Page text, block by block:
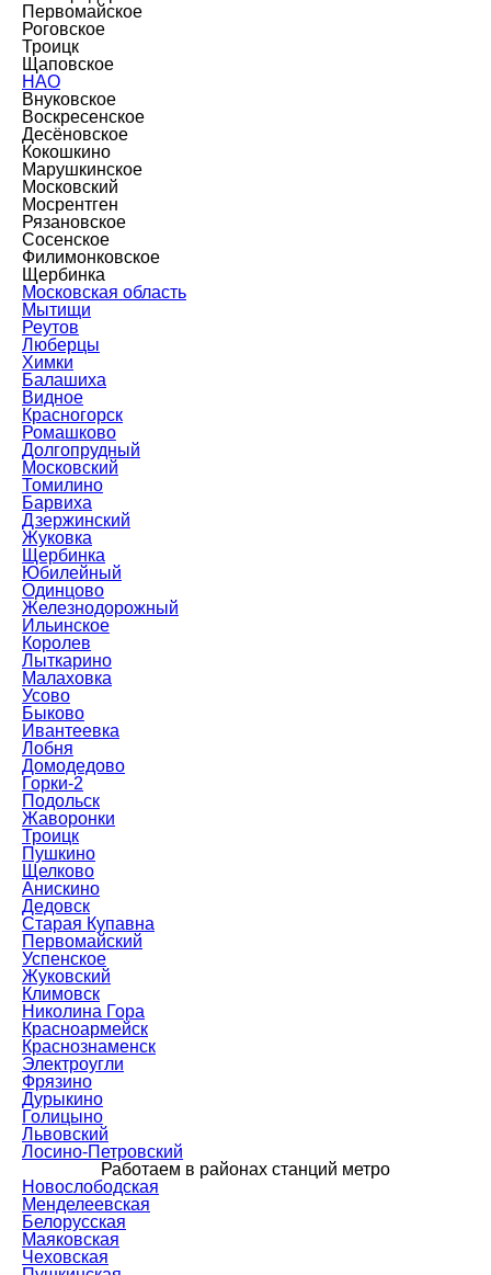
Первомайское
Роговское
Троицк
Щаповское
НАО
Внуковское
Воскресенское
Десёновское
Кокошкино
Марушкинское
Московский
Мосрентген
Рязановское
Сосенское
Филимонковское
Щербинка
Московская область
Мытищи
Реутов
Люберцы
Химки
Балашиха
Видное
Красногорск
Ромашково
Долгопрудный
Московский
Томилино
Барвиха
Дзержинский
Жуковка
Щербинка
Юбилейный
Одинцово
Железнодорожный
Ильинское
Королев
Лыткарино
Малаховка
Усово
Быково
Ивантеевка
Лобня
Домодедово
Горки-2
Подольск
Жаворонки
Троицк
Пушкино
Щелково
Анискино
Дедовск
Старая Купавна
Первомайский
Успенское
Жуковский
Климовск
Николина Гора
Красноармейск
Краснознаменск
Электроугли
Фрязино
Дурыкино
Голицыно
Львовский
Лосино-Петровский
Работаем в районах станций метро
Новослободская
Менделеевская
Белорусская
Маяковская
Чеховская